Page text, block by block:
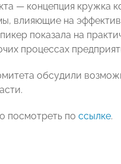
— концепция кружка
влияющие на
показала на
процессах
обсудили
посмотреть по ссылке.